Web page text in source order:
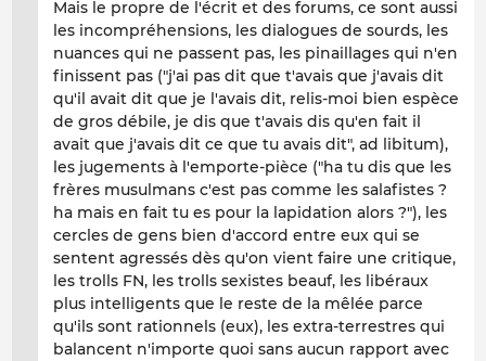
Mais le propre de l'écrit et des forums, ce sont aussi
les incompréhensions, les dialogues de sourds, les
nuances qui ne passent pas, les pinaillages qui n'en
finissent pas ("j'ai pas dit que t'avais que j'avais dit
qu'il avait dit que je l'avais dit, relis-moi bien espèce
de gros débile, je dis que t'avais dis qu'en fait il
avait que j'avais dit ce que tu avais dit", ad libitum),
les jugements à l'emporte-pièce ("ha tu dis que les
frères musulmans c'est pas comme les salafistes ?
ha mais en fait tu es pour la lapidation alors ?"), les
cercles de gens bien d'accord entre eux qui se
sentent agressés dès qu'on vient faire une critique,
les trolls FN, les trolls sexistes beauf, les libéraux
plus intelligents que le reste de la mêlée parce
qu'ils sont rationnels (eux), les extra-terrestres qui
balancent n'importe quoi sans aucun rapport avec